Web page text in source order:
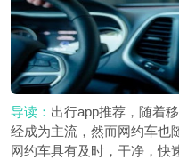
导读： 出行app推荐，随着
经成为主流，然而网约车也
网约车具有及时，干净，快